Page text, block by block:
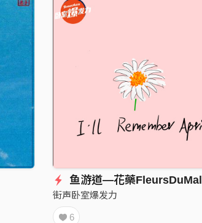
鱼游道—花藥FleursDuMal
街声卧室爆发力
6